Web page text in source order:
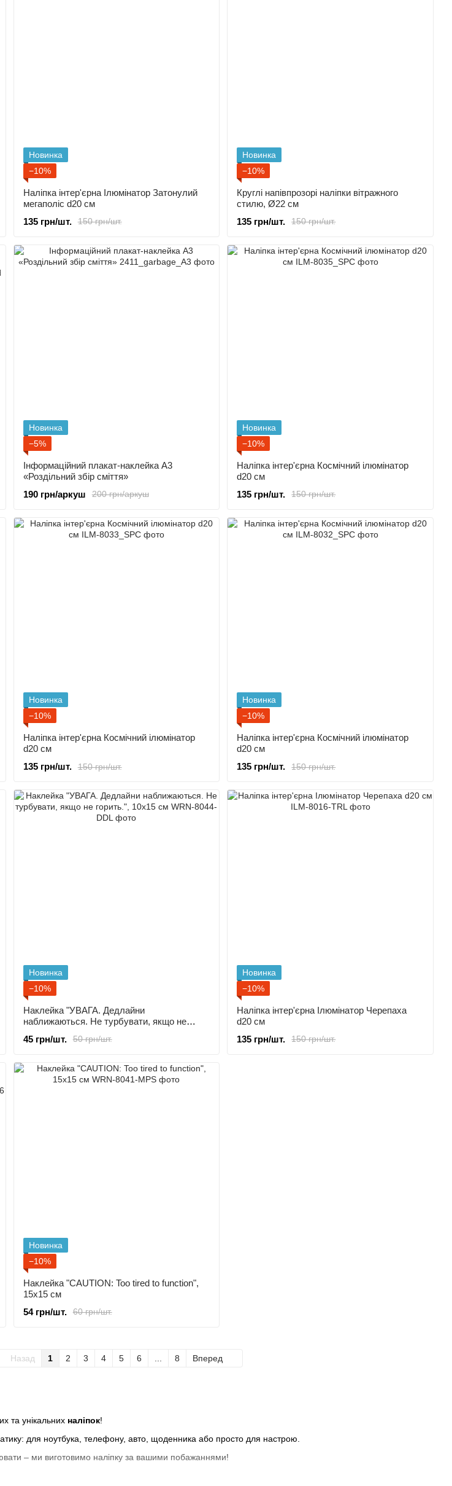
та унікальних наліпок!
для ноутбука, телефону, авто, щоденника або просто для настрою.
– ми виготовимо наліпку за вашими побажаннями!
Новинка
−10%
Наліпка інтер'єрна Ілюмінатор Затонулий
мегаполіс d20 cм
150 грн/шт.
135 грн/шт.
Новинка
−10%
Круглі напівпрозорі наліпки вітражного
стилю, Ø22 см
150 грн/шт.
135 грн/шт.
Новинка
−5%
Інформаційний плакат-наклейка А3
«Роздільний збір сміття»
200 грн/аркуш
190 грн/аркуш
Новинка
−10%
Наліпка інтер'єрна Космічний ілюмінатор
d20 cм
150 грн/шт.
135 грн/шт.
Новинка
−10%
Наліпка інтер'єрна Космічний ілюмінатор
d20 cм
150 грн/шт.
135 грн/шт.
Новинка
−10%
Наліпка інтер'єрна Космічний ілюмінатор
d20 cм
150 грн/шт.
135 грн/шт.
Новинка
−10%
Наклейка "УВАГА. Дедлайни
наближаються. Не турбувати, якщо не
50 грн/шт.
45 грн/шт.
Новинка
−10%
Наліпка інтер'єрна Ілюмінатор Черепаха
d20 cм
150 грн/шт.
135 грн/шт.
Новинка
−10%
Наклейка "CAUTION: Too tired to function",
15х15 см
60 грн/шт.
54 грн/шт.
Назад 1 2 3 4 5 6 8 Вперед